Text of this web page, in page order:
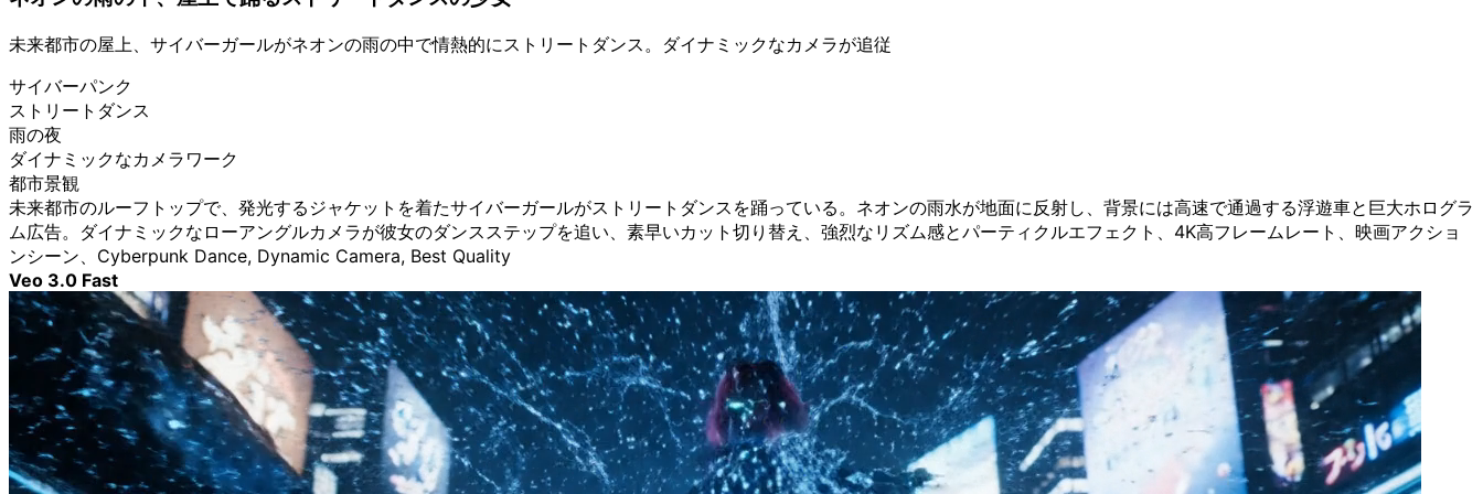
未来都市の屋上、サイバーガールがネオンの雨の中で情熱的にストリートダンス。ダイナミックなカメラが追従
サイバーパンク
ストリートダンス
雨の夜
ダイナミックなカメラワーク
都市景観
未来都市のルーフトップで、発光するジャケットを着たサイバーガールがストリートダンスを踊っている。ネオンの雨水が地面に反射し、背景には高速で通過する浮遊車と巨大ホログラ
ム広告。ダイナミックなローアングルカメラが彼女のダンスステップを追い、素早いカット切り替え、強烈なリズム感とパーティクルエフェクト、4K高フレームレート、映画アクショ
ンシーン、Cyberpunk Dance, Dynamic Camera, Best Quality
Veo 3.0 Fast